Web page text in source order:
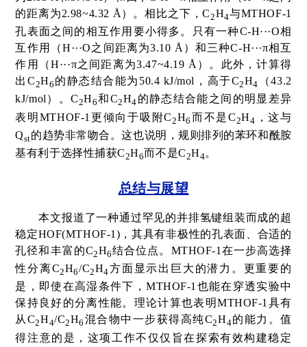
的距离为2.98~4.32 Å ）。相比之下，C2H4与MTHOF-1
孔表面之间的相互作用要小得多。只有一种C-H···O相
互作用（H···O之间距离为3.10 Å ）和三种C-H···π相互
作用（H···π之间距离为3.47~4.19 Å ）。此外，计算得
出 C2H6 的静态结合能为 50.4 kJ/mol ，高于C2H4 （43.2
kJ/mol ）。C2H6和C2H4 的静态结合能之间的明显差异
表明 MTHOF-1 更倾向于吸附C2H6 而不是C2H4 ，这与
Qst的趋势非常吻合。这也说明，规则排列的苯环和酰胺
基有利于选择性捕获C2H6而不是C2H4。
总结与展望
本文报道了一种通过罕见的并排氢键组装而成的超
稳定HOF(MTHOF-1) ，其具有非极性的孔表面、合适的
孔径和丰富的C2H6结合位点。 MTHOF-1 在一步高选择
性分离C2H6/C2H4方面显示出巨大的潜力。更重要的
是，即使在高湿条件下，MTHOF-1也能在穿透实验中
保持良好的分离性能。理论计算也表明MTHOF-1具有
从C2H4/C2H6 混合物中一步获得高纯C2H4的能力。值
得注意的是，这项工作不仅仅旨在探索有效构建稳定